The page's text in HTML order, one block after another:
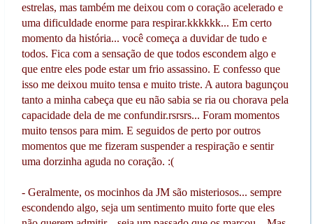
estrelas, mas também me deixou com o coração acelerado e
uma dificuldade enorme para respirar.kkkkkk... Em certo
momento da história... você começa a duvidar de tudo e
todos. Fica com a sensação de que todos escondem algo e
que entre eles pode estar um frio assassino. E confesso que
isso me deixou muito tensa e muito triste. A autora bagunçou
tanto a minha cabeça que eu não sabia se ria ou chorava pela
capacidade dela de me confundir.rsrsrs... Foram momentos
muito tensos para mim. E seguidos de perto por outros
momentos que me fizeram suspender a respiração e sentir
uma dorzinha aguda no coração. :(
- Geralmente, os mocinhos da JM são misteriosos... sempre
escondendo algo, seja um sentimento muito forte que eles